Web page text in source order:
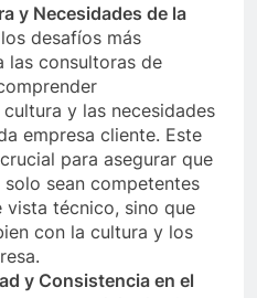
y Necesidades de la
desafíos más
las consultoras de
y las necesidades
empresa cliente. Este
para asegurar que
sean competentes
vista técnico, sino que
con la cultura y los
y Consistencia en el